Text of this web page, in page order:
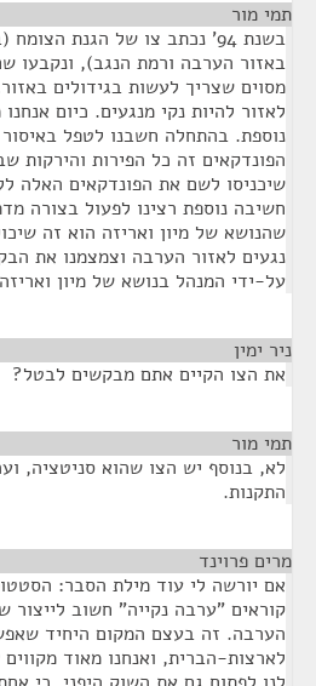
מור ¶
בשנת 94' נכתב צו של הגנת הצומח
הערבה ורמת הנגב), ונקבעו שם
שצריך לעשות בגידולים באזור.
להיות נקי מנגעים. כיום אנחנו
בהתחלה חשבנו לטפל באיסור
זה כל הפירות והירקות
לשם את הפונדקאים האלה ללא
נוספת רצינו לפעול בצורה מדתית
של מיון ואריזה הוא זה שיכול
לאזור הערבה וצמצמנו את הבקשה
ידי המנהל בנושא של מיון ואריזה
ימין ¶
הצו הקיים אתם מבקשים לבטל?
מור ¶
בנוסף יש הצו שהוא סניטציה,
פרוינד¶
יורשה לי עוד מילת הסבר: הסטטוס
"ערבה נקייה" חשוב לייצור של
זה בעצם המקום היחיד שאפשר
הברית, ואנחנו מאוד מקווים